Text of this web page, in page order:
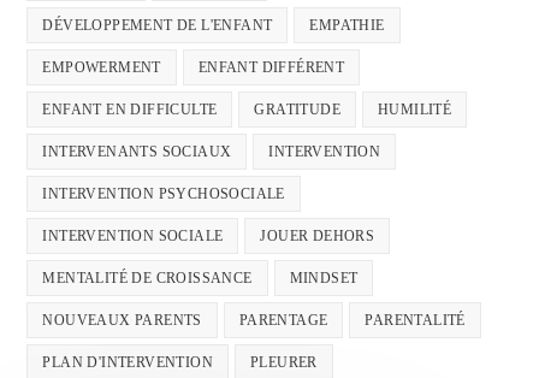
DÉVELOPPEMENT DE L'ENFANT EMPATHIE
EMPOWERMENT ENFANT DIFFÉRENT
ENFANT EN DIFFICULTE GRATITUDE HUMILITÉ
INTERVENANTS SOCIAUX INTERVENTION
INTERVENTION PSYCHOSOCIALE
INTERVENTION SOCIALE JOUER DEHORS
MENTALITÉ DE CROISSANCE MINDSET
NOUVEAUX PARENTS PARENTAGE PARENTALITÉ
PLAN D'INTERVENTION PLEURER